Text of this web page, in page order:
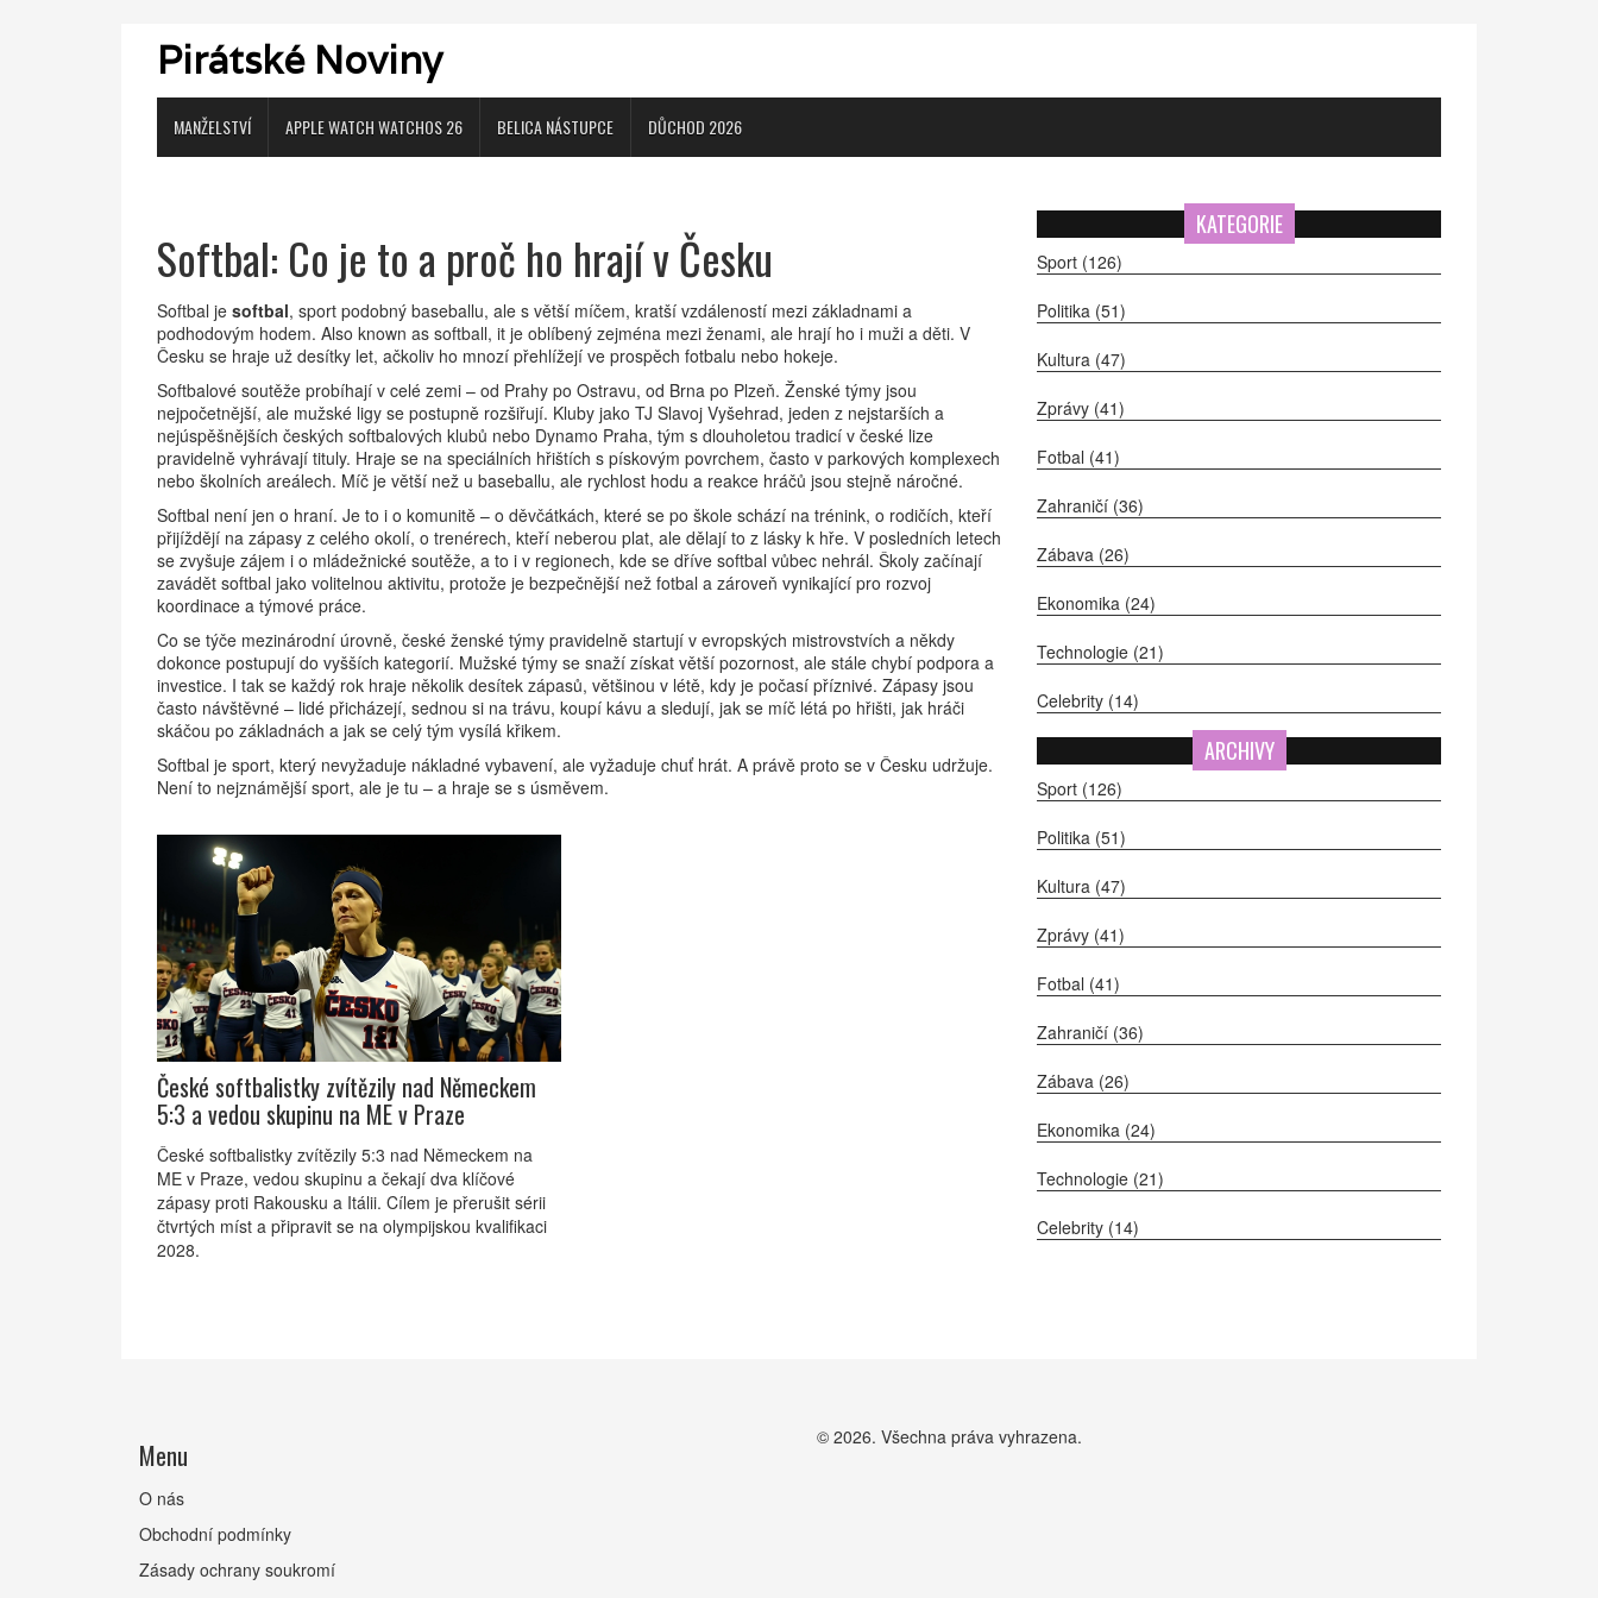
Pirátské Noviny
MANŽELSTVÍ APPLE WATCH WATCHOS 26 BELICA NÁSTUPCE DŮCHOD 2026
Softbal: Co je to a proč ho hrají v Česku
Softbal je softbal, sport podobný baseballu, ale s větší míčem, kratší vzdáleností mezi základnami a
podhodovým hodem. Also known as softball, it je oblíbený zejména mezi ženami, ale hrají ho i muži a děti. V
Česku se hraje už desítky let, ačkoliv ho mnozí přehlížejí ve prospěch fotbalu nebo hokeje.
Softbalové soutěže probíhají v celé zemi – od Prahy po Ostravu, od Brna po Plzeň. Ženské týmy jsou
nejpočetnější, ale mužské ligy se postupně rozšiřují. Kluby jako TJ Slavoj Vyšehrad, jeden z nejstarších a
nejúspěšnějších českých softbalových klubů nebo Dynamo Praha, tým s dlouholetou tradicí v české lize
pravidelně vyhrávají tituly. Hraje se na speciálních hřištích s pískovým povrchem, často v parkových komplexech
nebo školních areálech. Míč je větší než u baseballu, ale rychlost hodu a reakce hráčů jsou stejně náročné.
Softbal není jen o hraní. Je to i o komunitě – o děvčátkách, které se po škole schází na trénink, o rodičích, kteří
přijíždějí na zápasy z celého okolí, o trenérech, kteří neberou plat, ale dělají to z lásky k hře. V posledních letech
se zvyšuje zájem i o mládežnické soutěže, a to i v regionech, kde se dříve softbal vůbec nehrál. Školy začínají
zavádět softbal jako volitelnou aktivitu, protože je bezpečnější než fotbal a zároveň vynikající pro rozvoj
koordinace a týmové práce.
Co se týče mezinárodní úrovně, české ženské týmy pravidelně startují v evropských mistrovstvích a někdy
dokonce postupují do vyšších kategorií. Mužské týmy se snaží získat větší pozornost, ale stále chybí podpora a
investice. I tak se každý rok hraje několik desítek zápasů, většinou v létě, kdy je počasí příznivé. Zápasy jsou
často návštěvné – lidé přicházejí, sednou si na trávu, koupí kávu a sledují, jak se míč létá po hřišti, jak hráči
skáčou po základnách a jak se celý tým vysílá křikem.
Softbal je sport, který nevyžaduje nákladné vybavení, ale vyžaduje chuť hrát. A právě proto se v Česku udržuje.
Není to nejznámější sport, ale je tu – a hraje se s úsměvem.
České softbalistky zvítězily nad Německem
5:3 a vedou skupinu na ME v Praze
České softbalistky zvítězily 5:3 nad Německem na
ME v Praze, vedou skupinu a čekají dva klíčové
zápasy proti Rakousku a Itálii. Cílem je přerušit sérii
čtvrtých míst a připravit se na olympijskou kvalifikaci
2028.
KATEGORIE
Sport (126)
Politika (51)
Kultura (47)
Zprávy (41)
Fotbal (41)
Zahraničí (36)
Zábava (26)
Ekonomika (24)
Technologie (21)
Celebrity (14)
ARCHIVY
Sport (126)
Politika (51)
Kultura (47)
Zprávy (41)
Fotbal (41)
Zahraničí (36)
Zábava (26)
Ekonomika (24)
Technologie (21)
Celebrity (14)
Menu
O nás
Obchodní podmínky
Zásady ochrany soukromí
© 2026. Všechna práva vyhrazena.